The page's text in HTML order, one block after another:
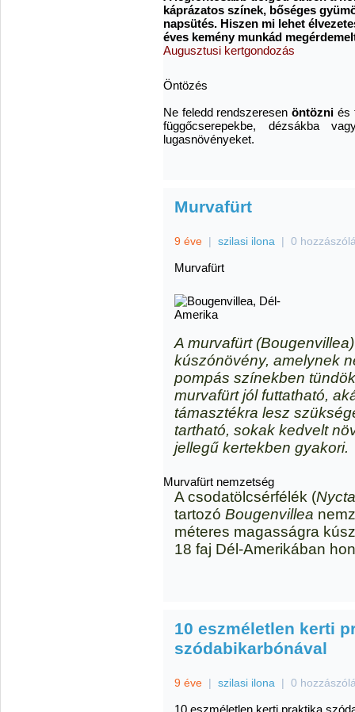
káprázatos színek, bőséges
napsütés. Hiszen mi lehet
éves kemény munkád
Augusztusi kertgondozás
Öntözés
Ne feledd rendszeresenöntözni és
függőcserepekbe, dézsákba
lugasnövényeket.
Murvafürt
9 éve | szilasi ilona | 0
Murvafürt
A murvafürt
kúszónövény, amelynek
pompás színekben
murvafürt jól futtatható,
támasztékra lesz
tartható, sokak kedvelt
jellegű kertekben gyakori.
Murvafürt nemzetség
A csodatölcsérfélék (
tartozó Bougenvillea
méteres magasságra
18 faj Dél-Amerikában
10 eszméletlen kerti
szódabikarbónával
9 éve | szilasi ilona | 0
10 eszméletlen kerti praktika